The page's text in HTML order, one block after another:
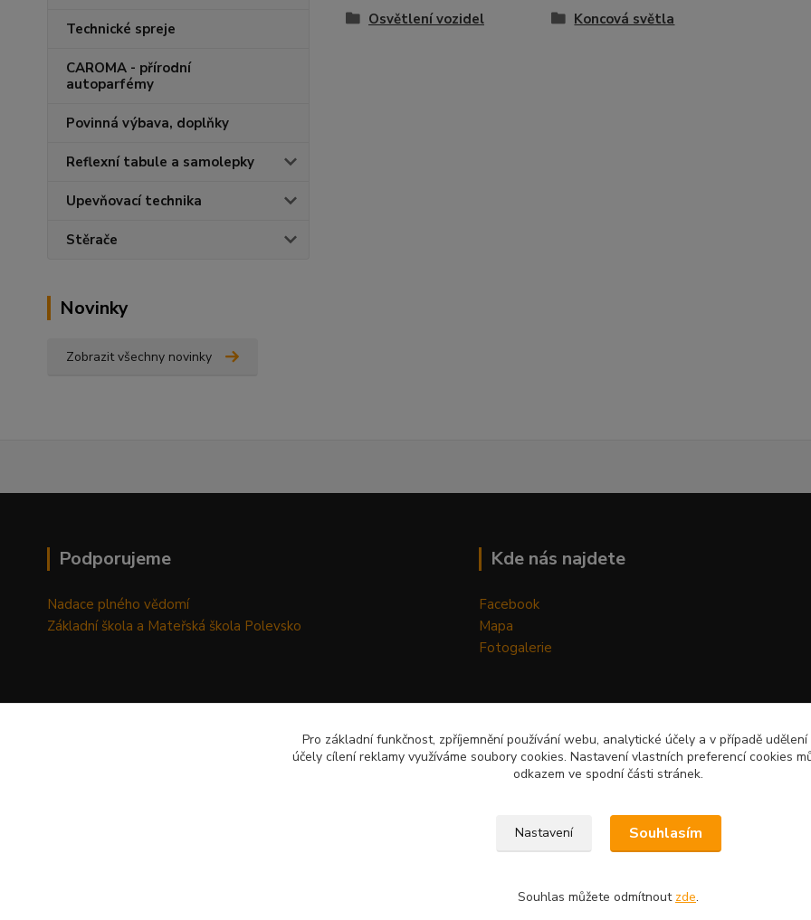
Technické spreje
CAROMA - přírodní
autoparfémy
Povinná výbava, doplňky
Reflexní tabule a samolepky
Upevňovací technika
Stěrače
Novinky
Zobrazit všechny novinky
Osvětlení vozidel Koncová světla
Podporujeme
Nadace plného vědomí
Základní škola a Mateřská škola Polevsko
Kde nás najdete
Facebook
Mapa
Fotogalerie
Upravit sběr cookies.
Pro základní funkčnost, zpříjemnění používání webu, analytické účely a v případě
účely cílení reklamy využíváme soubory cookies. Nastavení vlastních preferencí cookies
odkazem ve spodní části stránek.
Nastavení Souhlasím
Souhlas můžete odmítnout zde.